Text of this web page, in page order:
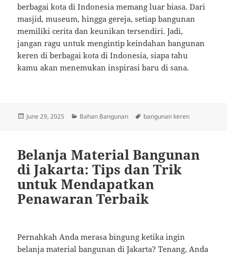
berbagai kota di Indonesia memang luar biasa. Dari
masjid, museum, hingga gereja, setiap bangunan
memiliki cerita dan keunikan tersendiri. Jadi,
jangan ragu untuk mengintip keindahan bangunan
keren di berbagai kota di Indonesia, siapa tahu
kamu akan menemukan inspirasi baru di sana.
Posted
June 29, 2025 Categories
Bahan Bangunan Tags
bangunan keren
Belanja Material Bangunan
di Jakarta: Tips dan Trik
untuk Mendapatkan
Penawaran Terbaik
Pernahkah Anda merasa bingung ketika ingin
belanja material bangunan di Jakarta? Tenang, Anda